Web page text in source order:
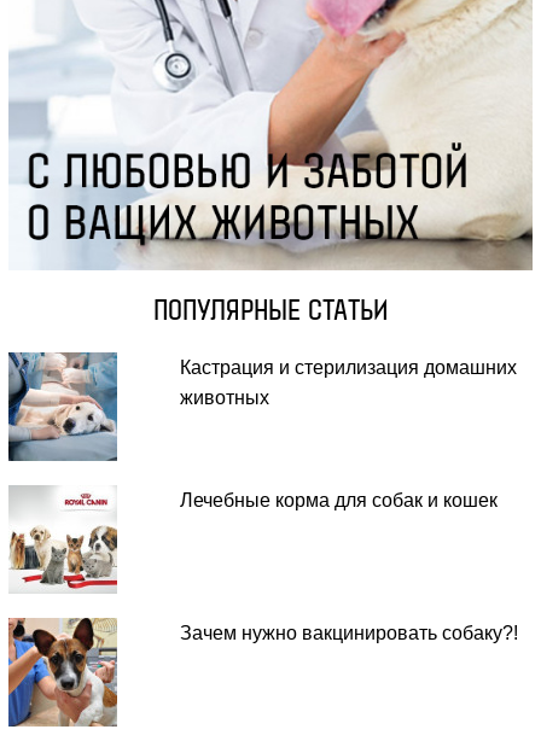
ПОПУЛЯРНЫЕ СТАТЬИ
Кастрация и стерилизация домашних
животных
Лечебные корма для собак и кошек
Зачем нужно вакцинировать собаку?!